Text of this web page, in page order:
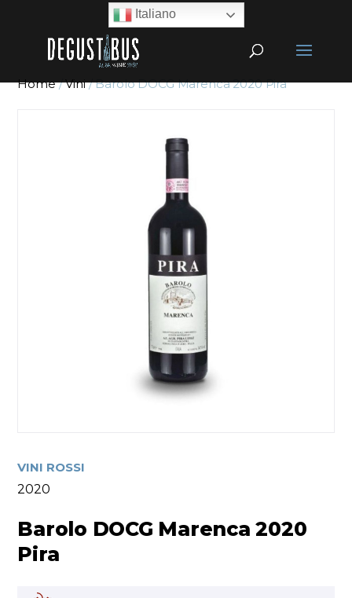
Home/Vini/ Barolo DOCG Marenca 2020 Pira
VINI ROSSI
2020
Barolo DOCG Marenca 2020
Pira
Italiano